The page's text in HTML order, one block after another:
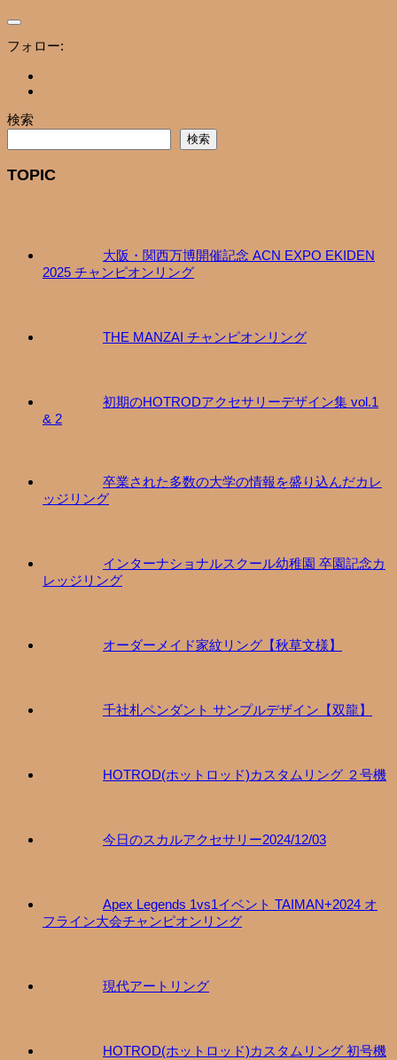
フォロー:
検索
検索
TOPIC
大阪・関西万博開催記念 ACN EXPO EKIDEN
2025 チャンピオンリング
THE MANZAI チャンピオンリング
初期のHOTRODアクセサリーデザイン集 vol.1
& 2
卒業された多数の大学の情報を盛り込んだカレ
ッジリング
インターナショナルスクール幼稚園 卒園記念カ
レッジリング
オーダーメイド家紋リング【秋草文様】
千社札ペンダント サンプルデザイン【双龍】
HOTROD(ホットロッド)カスタムリング ２号機
今日のスカルアクセサリー2024/12/03
Apex Legends 1vs1イベント TAIMAN+2024 オ
フライン大会チャンピオンリング
現代アートリング
HOTROD(ホットロッド)カスタムリング 初号機